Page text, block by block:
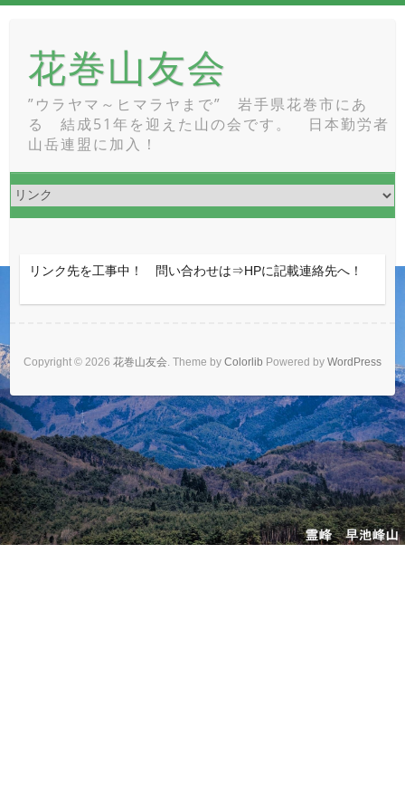
content花巻山友会
”ウラヤマ～ヒマラヤまで” 岩手県花巻市にあ
る 結成51年を迎えた山の会です。 日本勤労者
山岳連盟に加入！
リンク先を工事中！ 問い合わせは⇒HPに記載連絡先へ！
Copyright © 2026 花巻山友会. Theme by Colorlib Powered by WordPress